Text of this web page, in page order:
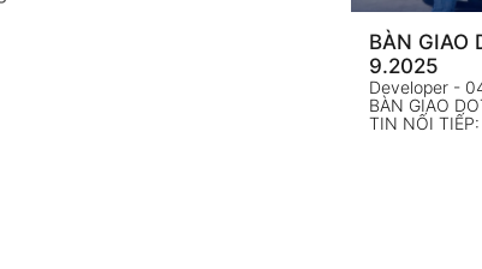
BÀN GIAO
9.2025
Developer -
BÀN GIAO
TIN NỐI